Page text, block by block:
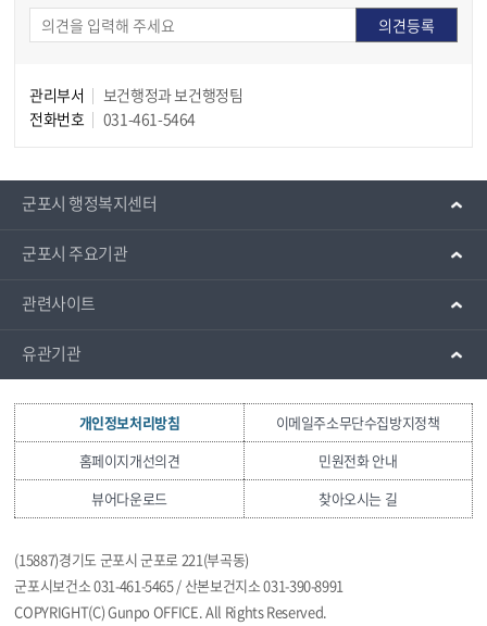
관리부서
보건행정과 보건행정팀
전화번호
031-461-5464
군포시 행정복지센터
군포시 주요기관
관련사이트
유관기관
개인정보처리방침
이메일주소무단수집방지정책
홈페이지개선의견
민원전화 안내
뷰어다운로드
찾아오시는 길
(15887)경기도 군포시 군포로 221(부곡동)
군포시보건소 031-461-5465 / 산본보건지소 031-390-8991
COPYRIGHT(C) Gunpo OFFICE. All Rights Reserved.